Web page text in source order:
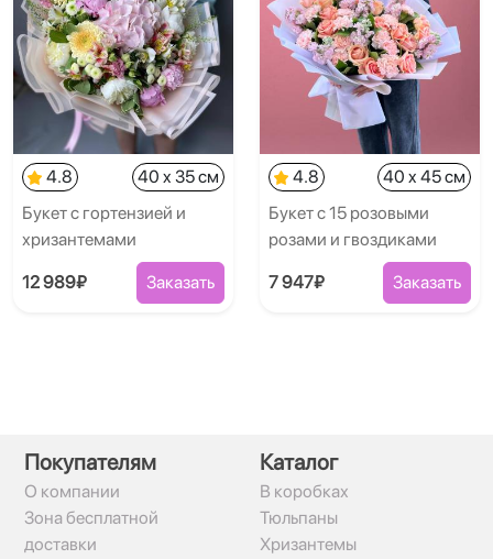
4.8
40 x 35 см
Букет с гортензией и
хризантемами
12 989₽ Заказать
4.8
40 x 45 см
Букет с 15 розовыми
розами и гвоздиками
7 947₽ Заказать
Покупателям
О компании
Зона бесплатной
доставки
Каталог
В коробках
Тюльпаны
Хризантемы